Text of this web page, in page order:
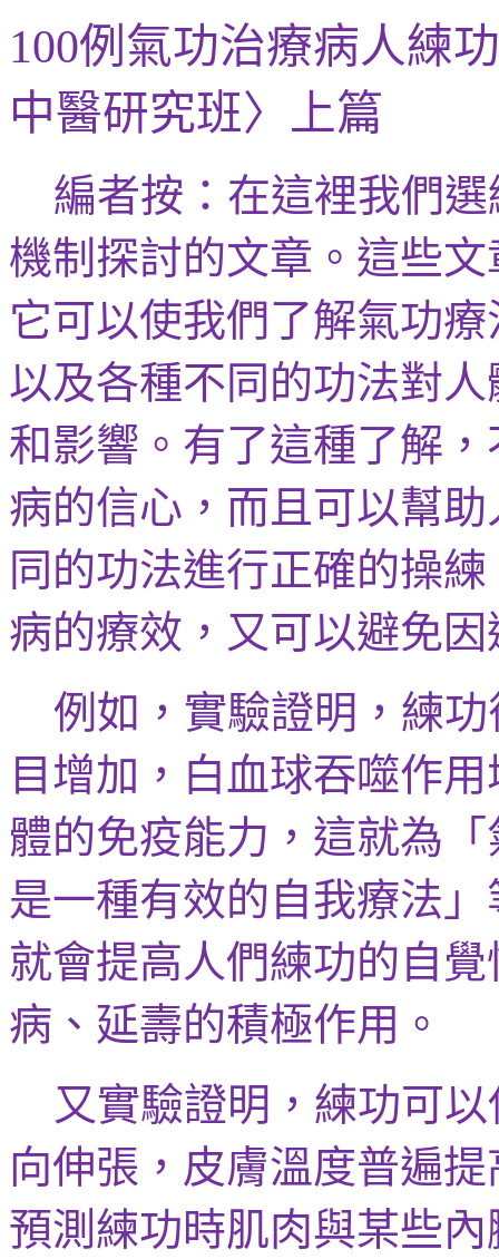
100例氣功治療病人練
中醫研究班〉上篇
編者按：在這裡我們
機制探討的文章。這些
它可以使我們了解氣功
以及各種不同的功法對
和影響。有了這種了解
病的信心，而且可以幫
同的功法進行正確的操
病的療效，又可以避免
例如，實驗證明，練
目增加，白血球吞噬作
體的免疫能力，這就為
是一種有效的自我療法
就會提高人們練功的自
病、延壽的積極作用。
又實驗證明，練功可
向伸張，皮膚溫度普遍
預測練功時肌肉與某些